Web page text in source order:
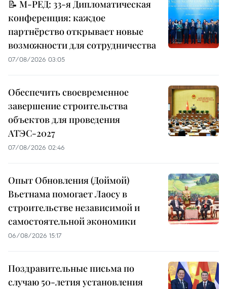
📝 М-РЕД: 33-я Дипломатическая
конференция: каждое
партнёрство открывает новые
возможности для сотрудничества
07/08/2026 03:05
Обеспечить своевременное
завершение строительства
объектов для проведения
АТЭС-2027
07/08/2026 02:46
Опыт Обновления (Доймой)
Вьетнама помогает Лаосу в
строительстве независимой и
самостоятельной экономики
06/08/2026 15:17
Поздравительные письма по
случаю 50-летия установления